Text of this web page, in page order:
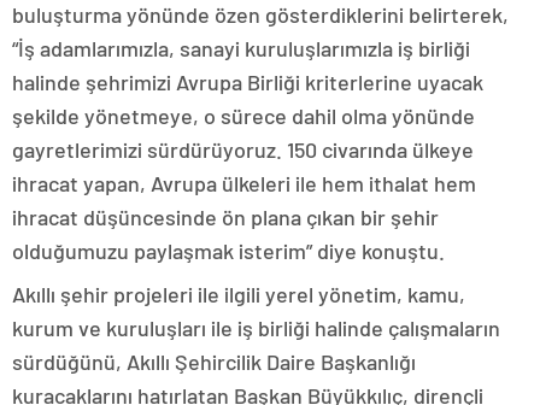
buluşturma yönünde özen gösterdiklerini belirterek,
“İş adamlarımızla, sanayi kuruluşlarımızla iş birliği
halinde şehrimizi Avrupa Birliği kriterlerine uyacak
şekilde yönetmeye, o sürece dahil olma yönünde
gayretlerimizi sürdürüyoruz. 150 civarında ülkeye
ihracat yapan, Avrupa ülkeleri ile hem ithalat hem
ihracat düşüncesinde ön plana çıkan bir şehir
olduğumuzu paylaşmak isterim” diye konuştu.
Akıllı şehir projeleri ile ilgili yerel yönetim, kamu,
kurum ve kuruluşları ile iş birliği halinde çalışmaların
sürdüğünü, Akıllı Şehircilik Daire Başkanlığı
kuracaklarını hatırlatan Başkan Büyükkılıç, dirençli